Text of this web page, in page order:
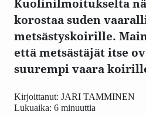
Kuolinilmoitukselta
korostaa suden
metsästyskoirille.
että metsästäjät itse
suurempi vaara
Kirjoittanut: JARI TAMMINEN
Lukuaika: 6 minuuttia